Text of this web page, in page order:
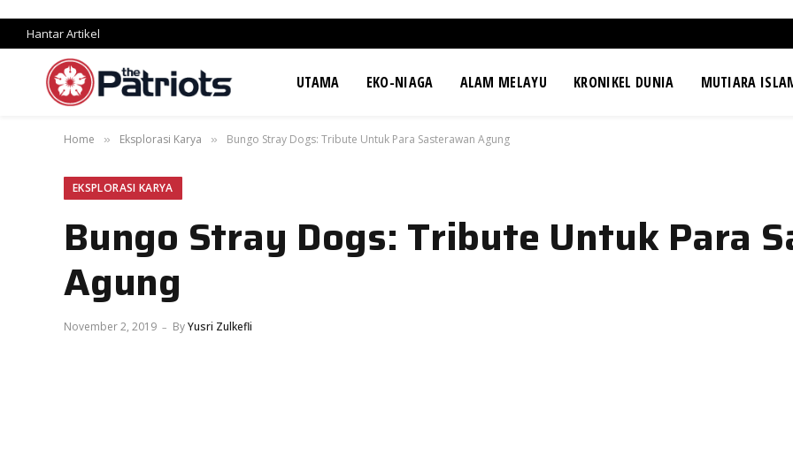
Hantar Artikel
UTAMA EKO-NIAGA ALAM MELAYU KRONIKEL DUNIA MUTIARA
Home » Eksplorasi Karya » Bungo Stray Dogs: Tribute Untuk Para Sasterawan Agung
EKSPLORASI KARYA
Bungo Stray Dogs: Tribute Untuk Para
Agung
November 2, 2019 ByYusri Zulkefli